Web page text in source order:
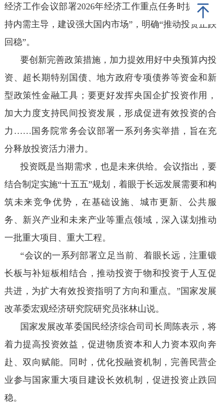
经济工作会议部署2026年经济工作重点任务时提出“坚
持内需主导，建设强大国内市场”，明确“推动投资止跌
回稳”。
要创新完善政策措施，加力提效用好中央预算内投
资、超长期特别国债、地方政府专项债券等资金和新
型政策性金融工具；要更好发挥央国企扩投资作用，
加大力度支持民间投资发展，形成促进有效投资的合
力……国务院常务会议部署一系列务实举措，旨在充
分释放投资活力潜力。
投资既是当期需求，也是未来供给。会议指出，要
结合制定实施“十五五”规划，着眼于长远发展需要和构
筑未来竞争优势，在基础设施、城市更新、公共服
务、新兴产业和未来产业等重点领域，深入谋划推动
一批重大项目、重大工程。
“会议的一系列部署立足当前、着眼长远，注重锻
长板与补短板相结合，推动投资于物和投资于人互促
共进，为扩大有效投资指明了方向和重点。”国家发展
改革委宏观经济研究院研究员张林山说。
国家发展改革委国民经济综合司司长周陈表示，将
着力提高投资效益，促进物质资本和人力资本双向奔
赴、双向赋能。同时，优化投融资机制，完善民营企
业参与国家重大项目建设长效机制，促进投资止跌回
稳。